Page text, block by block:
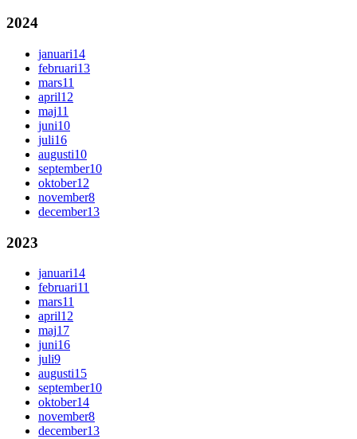
2024
januari14
februari13
mars11
april12
maj11
juni10
juli16
augusti10
september10
oktober12
november8
december13
2023
januari14
februari11
mars11
april12
maj17
juni16
juli9
augusti15
september10
oktober14
november8
december13